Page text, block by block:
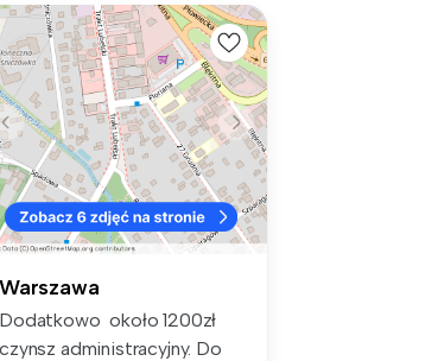
Warszawa
Dodatkowo około 1200zł
czynsz administracyjny. Do